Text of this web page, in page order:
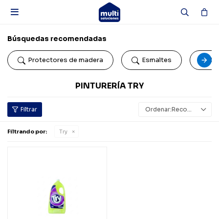

Búsquedas recomendadas
Protectores de madera Esmaltes
PINTURERÍA TRY
Recomendados
Filtrando por: Try